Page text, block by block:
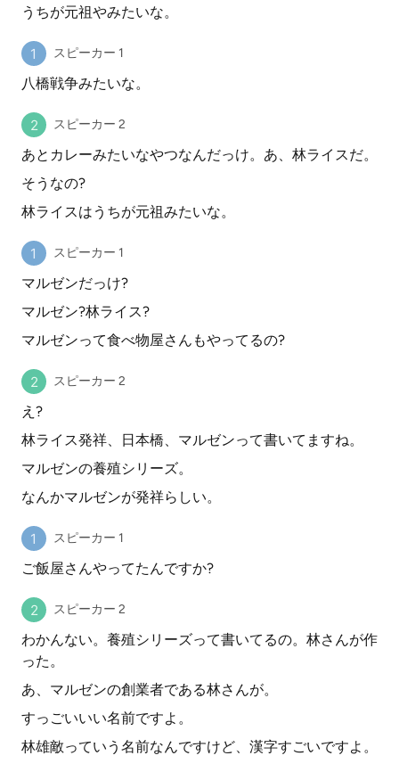
うちが元祖やみたいな。
スピーカー 1
八橋戦争みたいな。
スピーカー 2
あとカレーみたいなやつなんだっけ。あ、林ライスだ。
そうなの?
林ライスはうちが元祖みたいな。
スピーカー 1
マルゼンだっけ?
マルゼン?林ライス?
マルゼンって食べ物屋さんもやってるの?
スピーカー 2
え?
林ライス発祥、日本橋、マルゼンって書いてますね。
マルゼンの養殖シリーズ。
なんかマルゼンが発祥らしい。
スピーカー 1
ご飯屋さんやってたんですか?
スピーカー 2
わかんない。養殖シリーズって書いてるの。林さんが作
った。
あ、マルゼンの創業者である林さんが。
すっごいいい名前ですよ。
林雄敵っていう名前なんですけど、漢字すごいですよ。